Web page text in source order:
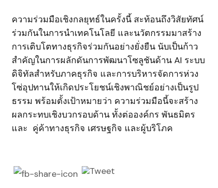
ความร่วมมือเชิงกลยุทธ์ในครั้งนี้ สะท้อนถึงวิสัยทัศน์
ร่วมกันในการนำเทคโนโลยี และนวัตกรรมมาสร้าง
การเติบโตทางธุรกิจร่วมกันอย่างยั่งยืน นับเป็นก้าว
สำคัญในการผลักดันการพัฒนาโซลูชันด้าน AI ระบบ
ดิจิทัลสำหรับภาคธุรกิจ และการบริหารจัดการห่วง
โซ่อุปทานให้เกิดประโยชน์เชิงพาณิชย์อย่างเป็นรูป
ธรรม พร้อมตั้งเป้าหมายว่า ความร่วมมือนี้จะสร้าง
ผลกระทบเชิงบวกรอบด้าน ทั้งต่อองค์กร พันธมิตร
และ คู่ค้าทางธุรกิจ เศรษฐกิจ และผู้บริโภค